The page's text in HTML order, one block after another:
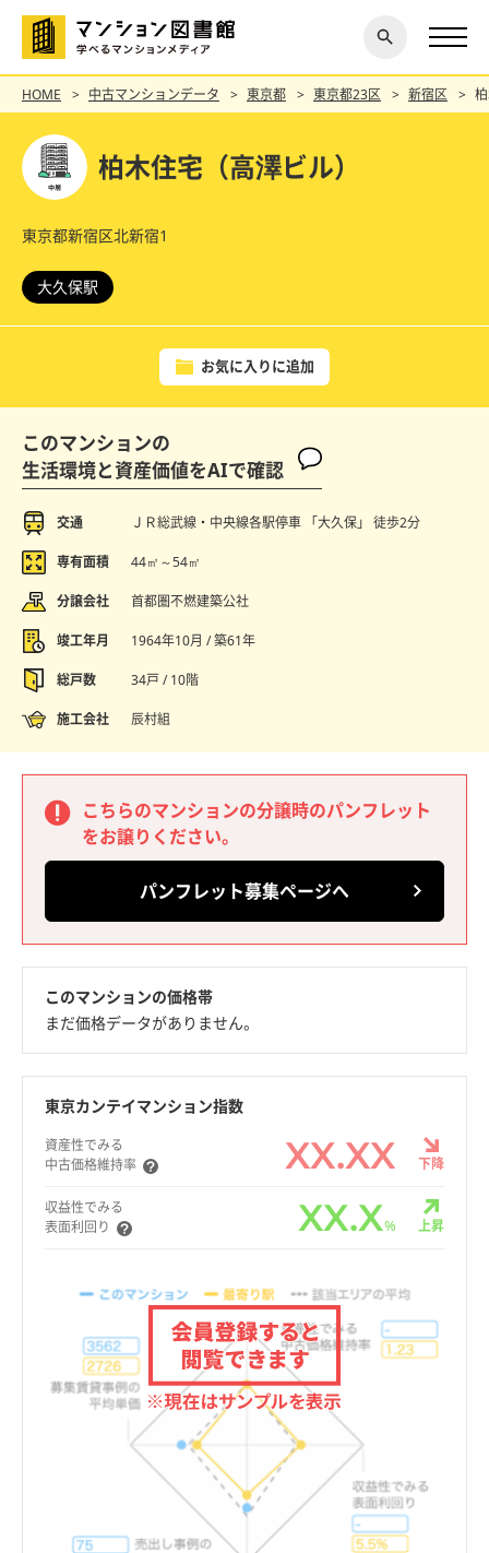
探す
閉じ
る
HOME 中古マンションデータ 東京都 東京都23区 新宿区
柏木住宅（高澤ビル）
東京都新宿区北新宿1
大久保駅
お気に入りに追加
このマンションの
生活環境と資産価値をAIで確認
交通 ＪＲ総武線・中央線各駅停車 「大久保」 徒歩2分
専有面積 44㎡～54㎡
分譲会社 首都圏不燃建築公社
竣工年月 1964年10月 / 築61年
総戸数 34戸 / 10階
施工会社 辰村組
こちらのマンションの分譲時のパンフレット
をお譲りください。
パンフレット募集ページへ
このマンションの価格帯
まだ価格データがありません。
東京カンテイマンション指数
資産性でみる
中古価格維持率
XX.XX 下降
収益性でみる
表面利回り
XX.X% 上昇